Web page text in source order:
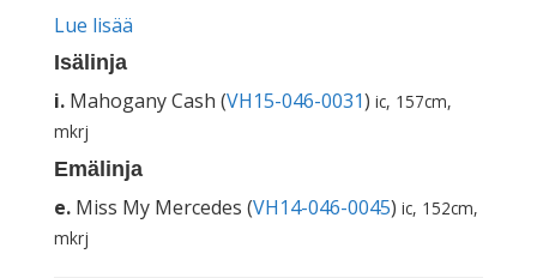
Lue lisää
Isälinja
i. Mahogany Cash (VH15-046-0031) ic, 157cm,
mkrj
Emälinja
e. Miss My Mercedes (VH14-046-0045) ic, 152cm,
mkrj